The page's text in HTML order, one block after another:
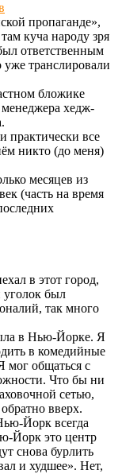
пропаганде»,
куча народу зря
ответственным
транслировали
бложике
хедж-
практически все
никто (до меня)
месяцев из
(часть на время
в этот город,
уголок был
так много
в Нью-Йорке. Я
в комедийные
мог общаться с
Что бы ни
сетью,
вверх.
Йорк всегда
Йорк это центр
снова бурлить
и худшее». Нет,